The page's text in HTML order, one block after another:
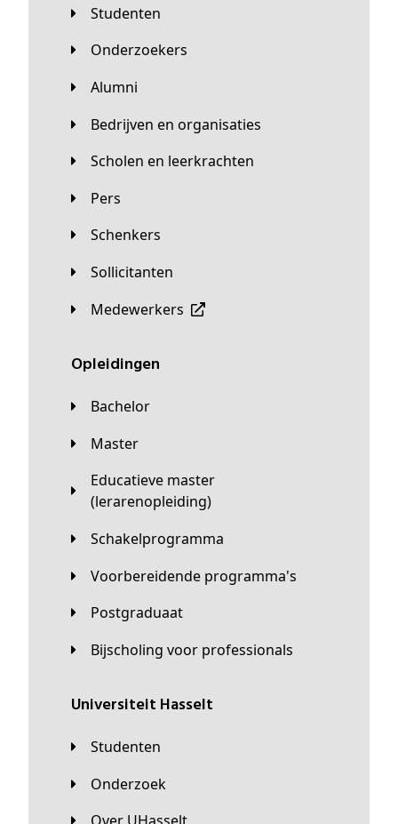
Studenten
Onderzoekers
Alumni
Bedrijven en organisaties
Scholen en leerkrachten
Pers
Schenkers
Sollicitanten
Medewerkers
Opleidingen
Bachelor
Master
Educatieve master
(lerarenopleiding)
Schakelprogramma
Voorbereidende programma's
Postgraduaat
Bijscholing voor professionals
universiteit Hasselt
Studenten
Onderzoek